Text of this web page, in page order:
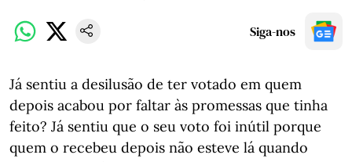
Siga-nos
Já sentiu a desilusão de ter votado em quem
depois acabou por faltar às promessas que tinha
feito? Já sentiu que o seu voto foi inútil porque
quem o recebeu depois não esteve lá quando